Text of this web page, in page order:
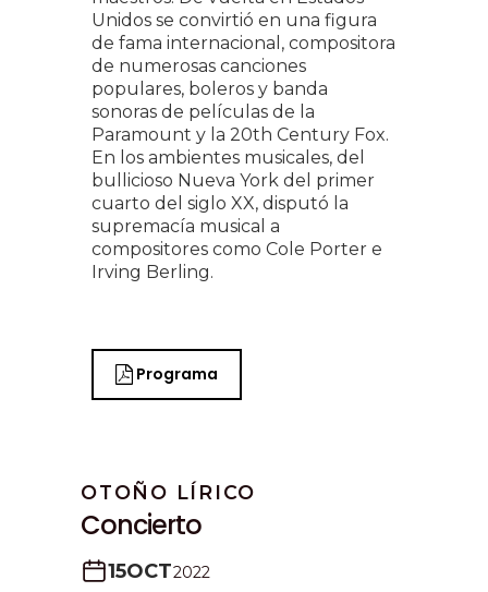
Unidos se convirtió en una figura
de fama internacional, compositora
de numerosas canciones
populares, boleros y banda
sonoras de películas de la
Paramount y la 20th Century Fox.
En los ambientes musicales, del
bullicioso Nueva York del primer
cuarto del siglo XX, disputó la
supremacía musical a
compositores como Cole Porter e
Irving Berling.
Programa
OTOÑO LÍRICO
Concierto
15OCT2022